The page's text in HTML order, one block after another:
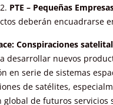
PTE – Pequeñas
deberán encuadrarse
Conspiraciones
desarrollar nuevos
en serie de sistemas
de satélites,
global de futuros servicios